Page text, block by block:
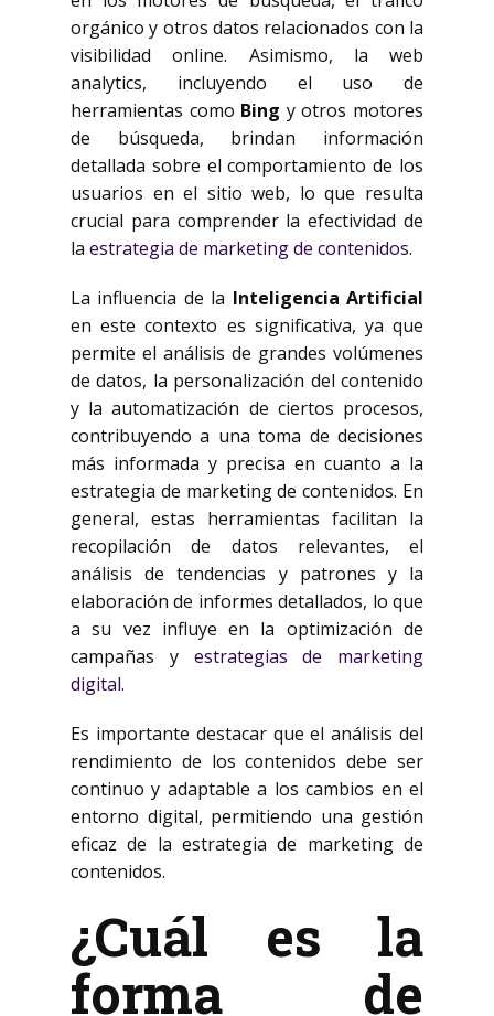
orgánico y otros datos relacionados con la
visibilidad online. Asimismo, la web
analytics, incluyendo el uso de
herramientas como Bing y otros motores
de búsqueda, brindan información
detallada sobre el comportamiento de los
usuarios en el sitio web, lo que resulta
crucial para comprender la efectividad de
la estrategia de marketing de contenidos.
La influencia de la Inteligencia Artificial
en este contexto es significativa, ya que
permite el análisis de grandes volúmenes
de datos, la personalización del contenido
y la automatización de ciertos procesos,
contribuyendo a una toma de decisiones
más informada y precisa en cuanto a la
estrategia de marketing de contenidos. En
general, estas herramientas facilitan la
recopilación de datos relevantes, el
análisis de tendencias y patrones y la
elaboración de informes detallados, lo que
a su vez influye en la optimización de
campañas y estrategias de marketing
digital.
Es importante destacar que el análisis del
rendimiento de los contenidos debe ser
continuo y adaptable a los cambios en el
entorno digital, permitiendo una gestión
eficaz de la estrategia de marketing de
contenidos.
¿Cuál es la
forma de